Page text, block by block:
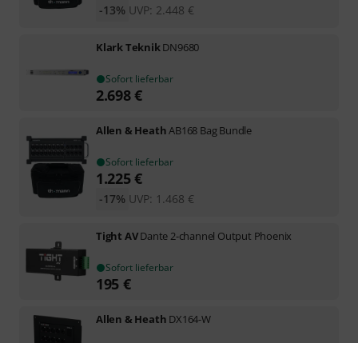
UVP: 2.448 €
-13%
Klark TeknikDN9680
Sofort lieferbar
2.698€
Allen & HeathAB168 Bag Bundle
Sofort lieferbar
1.225€
UVP: 1.468 €
-17%
Tight AVDante 2-channel Output Phoenix
Sofort lieferbar
195 €
Allen & Heath DX164-W